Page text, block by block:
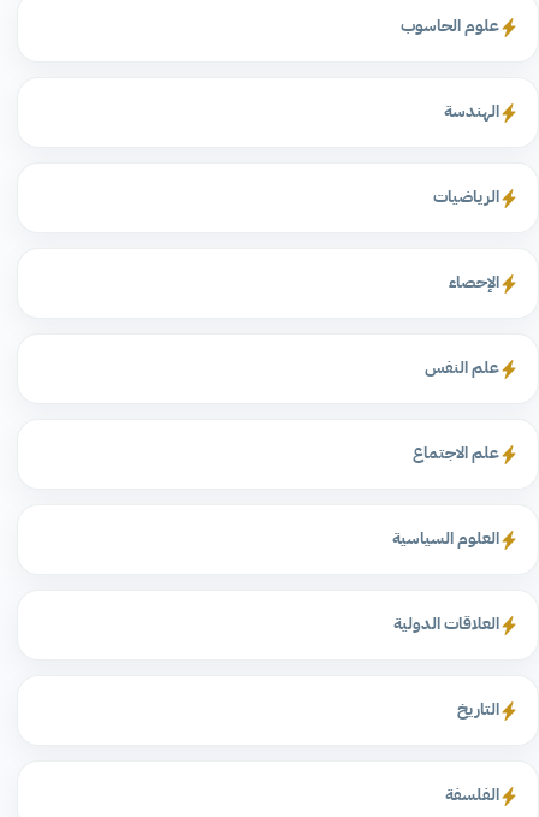
علوم الحاسوب
الهندسة
الرياضيات
الإحصاء
علم النفس
علم الاجتماع
العلوم السياسية
العلاقات الدولية
التاريخ
الفلسفة